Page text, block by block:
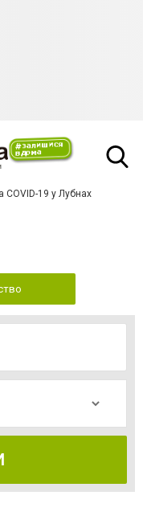
COVID-19 у Лубнах